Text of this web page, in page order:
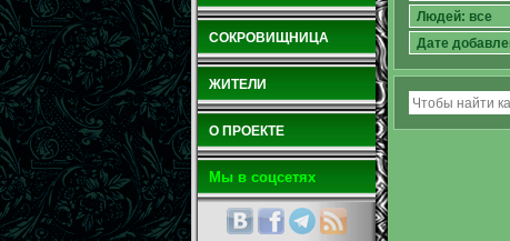
СОКРОВИЩНИЦА
ЖИТЕЛИ
О ПРОЕКТЕ
Мы в соцсетях